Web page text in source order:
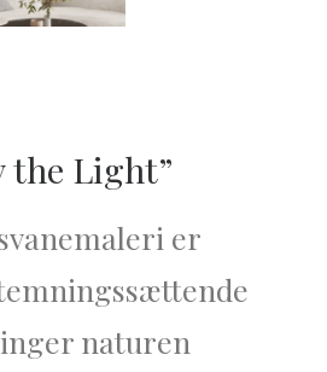
the Light”
er
naturen